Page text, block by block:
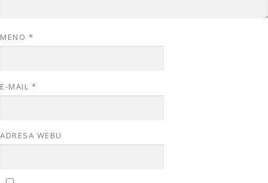
MENO *
E-MAIL *
ADRESA WEBU